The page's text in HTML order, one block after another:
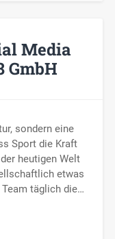
Media
GmbH
sondern eine
Sport die Kraft
heutigen Welt
etwas
Team täglich die…